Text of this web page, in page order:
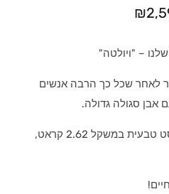
₪
– "ויולטה"
לאחר שכל כך הרבה אנשים
אבן סגולה גדולה.
הטבעת משובצת אבן אמטיסט טבעית במשקל 2.62 קראט,